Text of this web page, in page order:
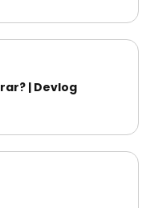
| Devlog